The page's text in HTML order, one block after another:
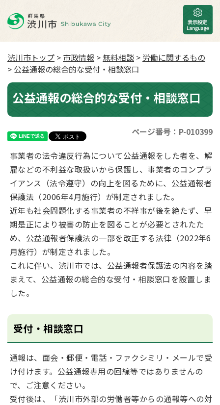
渋川市トップ > 市政情報 >無料相談 > 労働に関するもの
> 公益通報の総合的な受付・相談窓口
公益通報の総合的な受付・相談窓口
ページ番号：P-010399
事業者の法令違反行為について公益通報をした者を、解
雇などの不利益な取扱いから保護し、事業者のコンプラ
イアンス（法令遵守）の向上を図るために、公益通報者
保護法（2006年4月施行）が制定されました。
近年も社会問題化する事業者の不祥事が後を絶たず、早
期是正により被害の防止を図ることが必要とされたた
め、公益通報者保護法の一部を改正する法律（2022年6
月施行）が制定されました。
これに伴い、渋川市では、公益通報者保護法の内容を踏
まえて、公益通報の総合的な受付・相談窓口を設置しま
した。
受付・相談窓口
通報は、面会・郵便・電話・ファクシミリ・メールで受
け付けます。公益通報専用の回線等ではありませんの
で、ご注意ください。
受付後は、「渋川市外部の労働者等からの通報等への対